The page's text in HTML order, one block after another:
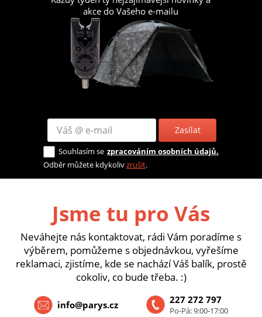
akce do Vašeho e-mailu
Zasílat
Souhlasím se zpracováním osobních údajů.
Odběr můžete kdykolivzrušit.
Jsme tu pro Vás
Neváhejte nás kontaktovat, rádi Vám poradíme s
výběrem, pomůžeme s objednávkou, vyřešíme
reklamaci, zjistíme, kde se nachází Váš balík, prostě
cokoliv, co bude třeba. :)
227 272 797
Po-Pá: 9:00-17:00
info@parys.cz